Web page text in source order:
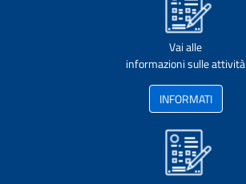
Vai alle
informazioni sulle attività
INFORMATI